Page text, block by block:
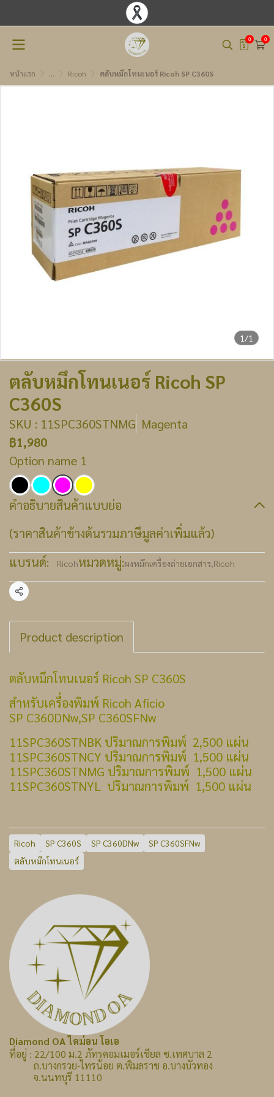
0 0
หน้าแรก ... Ricoh ตลับหมึกโทนเนอร์ Ricoh SP C360S
1/1
ตลับหมึกโทนเนอร์ Ricoh SP
C360S
SKU : 11SPC360STNMG Magenta
฿1,980
Option name 1
คำอธิบายสินค้าแบบย่อ
(ราคาสินค้าข้างต้นรวมภาษีมูลค่าเพิ่มแล้ว)
แบรนด์:
Ricohหมวดหมู่:ผงหมึกเครื่องถ่ายเอกสาร,Ricoh
แชร์
Product description
ตลับหมึกโทนเนอร์ Ricoh SP C360S
สำหรับเครื่องพิมพ์ Ricoh Aficio
SP C360DNw,SP C360SFNw
11SPC360STNBK ปริมาณการพิมพ์ 2,500 แผ่น
11SPC360STNCY ปริมาณการพิมพ์ 1,500 แผ่น
11SPC360STNMG ปริมาณการพิมพ์ 1,500 แผ่น
11SPC360STNYL ปริมาณการพิมพ์ 1,500 แผ่น
Ricoh SP C360S SP C360DNw
SP C360SFNw
ตลับหมึกโทนเนอร์
Diamond OA ไดม่อน โอเอ
ที่อยู่ : 22/100 ม.2 ภัทรคอมเมอร์เชียล ซ.เทศบาล 2
ถ.บางกรวย-ไทรน้อย ต.พิมลราช อ.บางบัวทอง
จ.นนทบุรี 11110